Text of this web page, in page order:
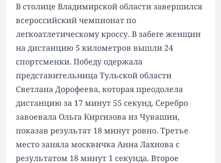
В столице Владимирской области завершился
всероссийский чемпионат по
легкоатлетическому кроссу. В забеге женщин
на дистанцию 5 километров вышли 24
спортсменки. Победу одержала
представительница Тульской области
Светлана Дорофеева, которая преодолела
дистанцию за 17 минут 55 секунд. Серебро
завоевала Ольга Киргизова из Чувашии,
показав результат 18 минут ровно. Третье
место заняла москвичка Анна Лахнова с
результатом 18 минут 1 секунда. Второе